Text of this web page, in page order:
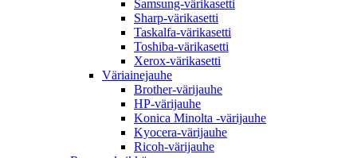
Samsung-värikasetti
Sharp-värikasetti
Taskalfa-värikasetti
Toshiba-värikasetti
Xerox-värikasetti
Väriainejauhe
Brother-värijauhe
HP-värijauhe
Konica Minolta -värijauhe
Kyocera-värijauhe
Ricoh-värijauhe